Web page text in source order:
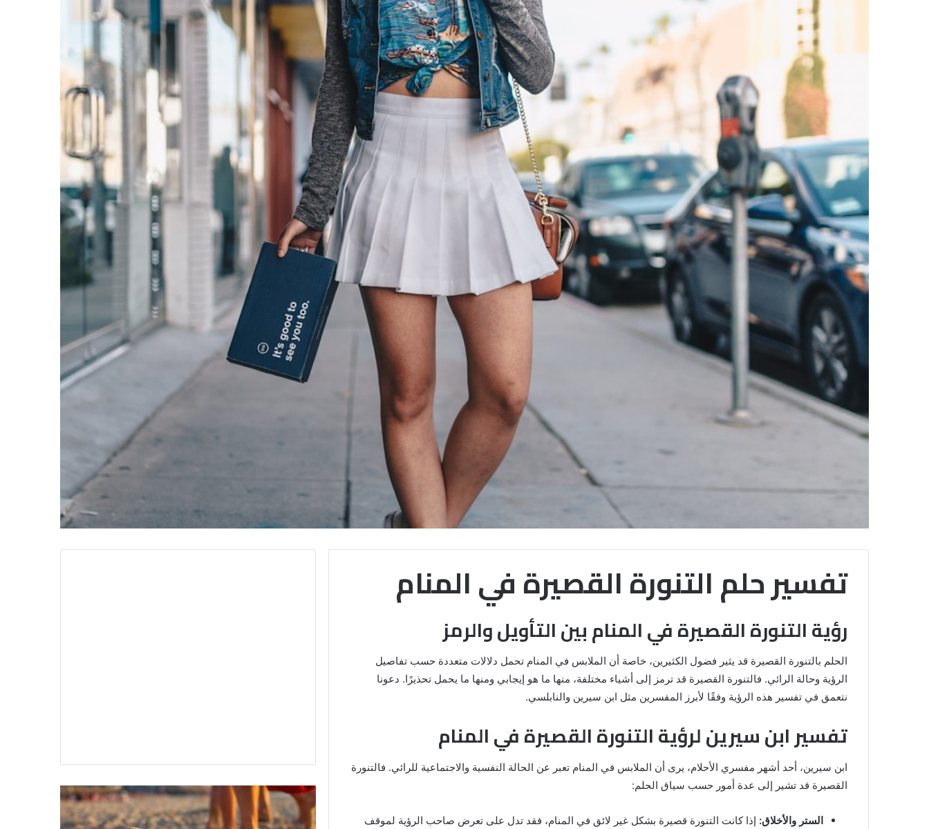
تفسير حلم التنورة القصيرة في المنام
رؤية التنورة القصيرة في المنام بين التأويل والرمز
الحلم بالتنورة القصيرة قد يثير فضول الكثيرين، خاصة أن الملابس في المنام تحمل دلالات متعددة حسب تفاصيل
الرؤية وحالة الرائي. فالتنورة القصيرة قد ترمز إلى أشياء مختلفة، منها ما هو إيجابي ومنها ما يحمل تحذيرًا. دعونا
نتعمق في تفسير هذه الرؤية وفقًا لأبرز المفسرين مثل ابن سيرين والنابلسي.
تفسير ابن سيرين لرؤية التنورة القصيرة في المنام
ابن سيرين، أحد أشهر مفسري الأحلام، يرى أن الملابس في المنام تعبر عن الحالة النفسية والاجتماعية للرائي. فالتنورة
القصيرة قد تشير إلى عدة أمور حسب سياق الحلم:
الستر والأخلاق: إذا كانت التنورة قصيرة بشكل غير لائق في المنام، فقد تدل على تعرض صاحب الرؤية لموقف
خروج
من
المتسخ
تفسير
رؤية
الجثث
تفسير
اني